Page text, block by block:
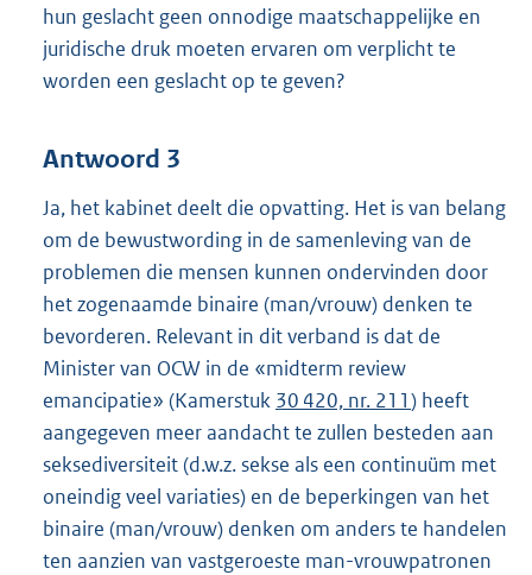
hun geslacht geen onnodige maatschappelijke en
juridische druk moeten ervaren om verplicht te
worden een geslacht op te geven?
Antwoord 3
Ja, het kabinet deelt die opvatting. Het is van belang
om de bewustwording in de samenleving van de
problemen die mensen kunnen ondervinden door
het zogenaamde binaire (man/vrouw) denken te
bevorderen. Relevant in dit verband is dat de
Minister van OCW in de «midterm review
emancipatie» (Kamerstuk 30 420, nr. 211) heeft
aangegeven meer aandacht te zullen besteden aan
seksediversiteit (d.w.z. sekse als een continuüm met
oneindig veel variaties) en de beperkingen van het
binaire (man/vrouw) denken om anders te handelen
ten aanzien van vastgeroeste man-vrouwpatronen